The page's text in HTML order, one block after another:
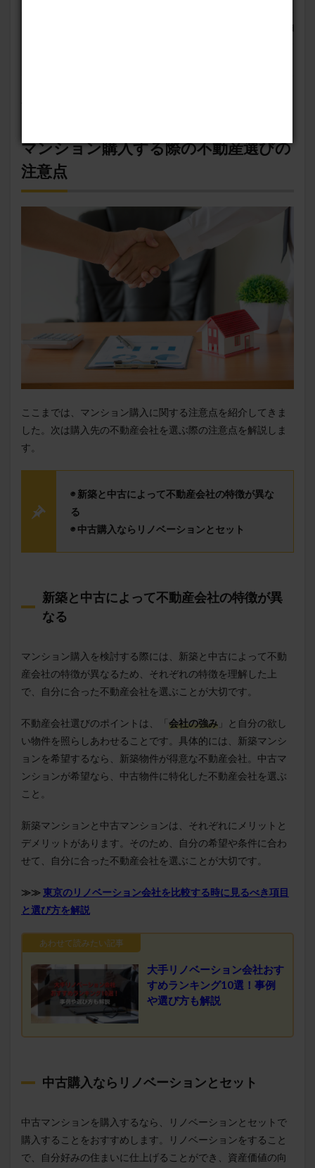
引き渡し時期
マンション購入する際の不動産選びの
注意点
ここまでは、マンション購入に関する注意点を紹介してきま
した。次は購入先の不動産会社を選ぶ際の注意点を解説しま
す。
◉ 新築と中古によって不動産会社の特徴が異な
る
◉ 中古購入ならリノベーションとセット
新築と中古によって不動産会社の特徴が異
なる
マンション購入を検討する際には、新築と中古によって不動
産会社の特徴が異なるため、それぞれの特徴を理解した上
で、自分に合った不動産会社を選ぶことが大切です。
不動産会社選びのポイントは、「 会社の強み 」と自分の欲し
い物件を照らしあわせることです。具体的には、新築マンシ
ョンを希望するなら、新築物件が得意な不動産会社。中古マ
ンションが希望なら、中古物件に特化した不動産会社を選ぶ
こと。
新築マンションと中古マンションは、それぞれにメリットと
デメリットがあります。そのため、自分の希望や条件に合わ
せて、自分に合った不動産会社を選ぶことが大切です。
≫≫東京のリノベーション会社を比較する時に見るべき項目
と選び方を解説
あわせて読みたい記事
大手リノベーション会社おす
すめランキング10選！事例
や選び方も解説
中古購入ならリノベーションとセット
中古マンションを購入するなら、リノベーションとセットで
購入することをおすすめします。リノベーションをすること
で、自分好みの住まいに仕上げることができ、資産価値の向